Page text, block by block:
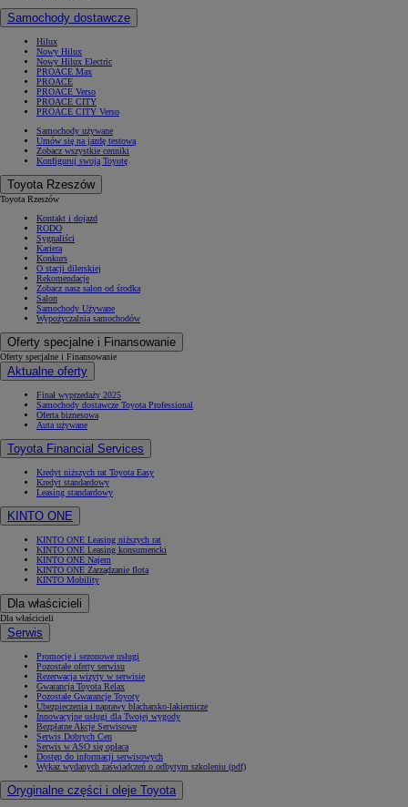
Samochody dostawcze
Hilux
Nowy Hilux
Nowy Hilux Electric
PROACE Max
PROACE
PROACE Verso
PROACE CITY
PROACE CITY Verso
Samochody używane
Umów się na jazdę testową
Zobacz wszystkie cenniki
Konfiguruj swoją Toyotę
Toyota Rzeszów
Toyota Rzeszów
Kontakt i dojazd
RODO
Sygnaliści
Kariera
Konkurs
O stacji dilerskiej
Rekomendacje
Zobacz nasz salon od środka
Salon
Samochody Używane
Wypożyczalnia samochodów
Oferty specjalne i Finansowanie
Oferty specjalne i Finansowanie
Aktualne oferty
Finał wyprzedaży 2025
Samochody dostawcze Toyota Professional
Oferta biznesowa
Auta używane
Toyota Financial Services
Kredyt niższych rat Toyota Easy
Kredyt standardowy
Leasing standardowy
KINTO ONE
KINTO ONE Leasing niższych rat
KINTO ONE Leasing konsumencki
KINTO ONE Najem
KINTO ONE Zarządzanie flotą
KINTO Mobility
Dla właścicieli
Dla właścicieli
Serwis
Promocje i sezonowe usługi
Pozostałe oferty serwisu
Rezerwacja wizyty w serwisie
Gwarancja Toyota Relax
Pozostałe Gwarancje Toyoty
Ubezpieczenia i naprawy blacharsko-lakiernicze
Innowacyjne usługi dla Twojej wygody
Bezpłatne Akcje Serwisowe
Serwis Dobrych Cen
Serwis w ASO się opłaca
Dostęp do informacji serwisowych
Wykaz wydanych zaświadczeń o odbytym szkoleniu (pdf)
Oryginalne części i oleje Toyota